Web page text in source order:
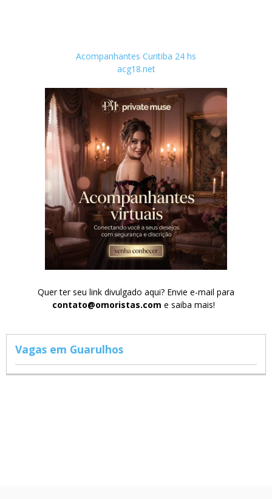
Acompanhantes Curitiba 24 hs
acg18.net
Quer ter seu link divulgado aqui? Envie e-mail para
contato@omoristas.com e saiba mais!
Vagas em Guarulhos